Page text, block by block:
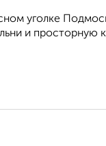
уголке
и просторную